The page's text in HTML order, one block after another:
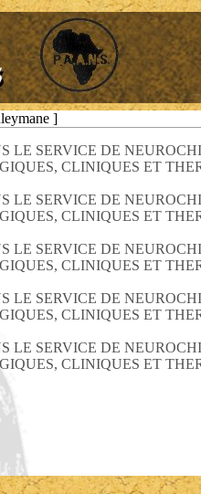
]
LE SERVICE DE
CLINIQUES ET
LE SERVICE DE
CLINIQUES ET
LE SERVICE DE
CLINIQUES ET
LE SERVICE DE
CLINIQUES ET
LE SERVICE DE
CLINIQUES ET